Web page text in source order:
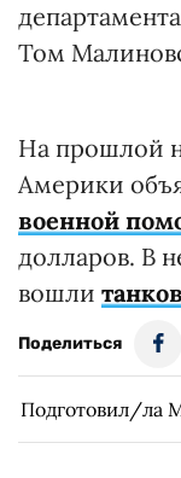
Том
На прошлой
Америки
военной
долларов. В
вошли
Поделиться
Подготовил/ла